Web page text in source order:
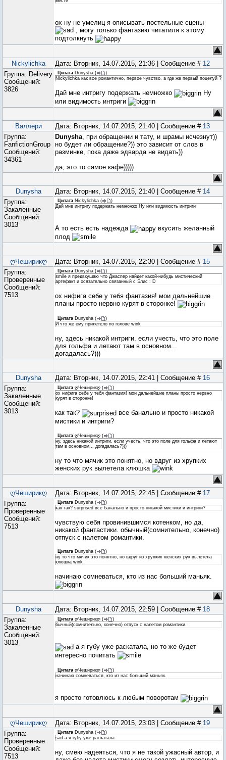
ох ну не умелиц я описывать постельные сцены
, могу только фантазию читатиля к этому
подтолкнуть
Nickylichka Дата: Вторник, 14.07.2015, 21:36 | Сообщение # 12
Группа: Delivery
Сообщений:
3826
Цитата Dunysha (
)
Nickylichka как все романтично, первое чувство, а где же первый поцелуй ?
Дай мне интригу подержать немножко
Ну
или видимость интриги
Валлери Дата: Вторник, 14.07.2015, 21:40 | Сообщение # 13
Группа:
FanfictionGroup
Сообщений:
34361
Dunysha, при обращении и тату, и шрамы исчезнут))
но будет ли обращение?)) это зависит от слов в
разминке, пока даже эдварда не видать))
да, это то самое кафе)))))
Dunysha Дата: Вторник, 14.07.2015, 21:40 | Сообщение # 14
Группа:
Закаленные
Сообщений:
3013
Цитата Nickylichka (
)
Дай мне интригу подержать немножко Ну или видимость интриги
А то есть есть надежда
вкусить желанный
плод
ღЧеширикღ Дата: Вторник, 14.07.2015, 22:30 | Сообщение # 15
Группа:
Проверенные
Сообщений:
7513
Цитата Dunysha (
)
smile я предвкушаю что Джаспер найдет какой-нибудь мистический
артефакт и осязательно связанный с Элис : D
ох нифига себе у тебя фантазия! мои дальнейшие
планы просто нервно курят в сторонке!
Цитата Dunysha (
)
И что же ему прилетело по голове wink
ну, здесь никакой интриги. если учесть, что это поле
для гольфа и летают там в основном...
догадалась?)))
Dunysha Дата: Вторник, 14.07.2015, 22:41 | Сообщение # 16
Группа:
Закаленные
Сообщений:
3013
Цитата ღЧеширикღ (
)
ох нифига себе у тебя фантазия! мои дальнейшие планы просто нервно
курят в сторонке!
как так?
все банально и просто никакой
мистики и интриги?
Цитата ღЧеширикღ (
)
ну, здесь никакой интриги. если учесть, что это поле для гольфа и летают
там в основном... догадалась?)))
ну то что мячик это понятно, но вдруг из хрупких
женских рук вылетела клюшка
ღЧеширикღ Дата: Вторник, 14.07.2015, 22:45 | Сообщение # 17
Группа:
Проверенные
Сообщений:
7513
Цитата Dunysha (
)
как так? surprised все банально и просто никакой мистики и интриги?
чувствую себя провинившимся котенком, но да,
никакой фантастики. обычный(сомнительно, конечно)
отпуск с налетом романтики.
Цитата Dunysha (
)
ну то что мячик это понятно, но вдруг из хрупких женских рук вылетела
клюшка wink
начинаю сомневаться, кто из нас больший маньяк.
Dunysha Дата: Вторник, 14.07.2015, 22:59 | Сообщение # 18
Группа:
Закаленные
Сообщений:
3013
Цитата ღЧеширикღ (
)
бычный(сомнительно, конечно) отпуск с налетом романтики.
а я губу уже раскатала, но то же будет
интересно почитать
Цитата ღЧеширикღ (
)
начинаю сомневаться, кто из нас больший маньяк.
я просто готовлюсь к любым поворотам
ღЧеширикღ Дата: Вторник, 14.07.2015, 23:03 | Сообщение # 19
Группа:
Проверенные
Сообщений:
7513
Цитата Dunysha (
)
sad а я губу уже раскатала
ну, смею надеяться, что я не такой ужасный автор, и